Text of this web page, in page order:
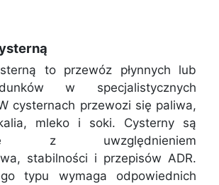
to przewóz płynnych lub
w specjalistycznych
cysternach przewozi się paliwa,
mleko i soki. Cysterny są
z uwzględnieniem
stabilności i przepisów ADR.
typu wymaga odpowiednich